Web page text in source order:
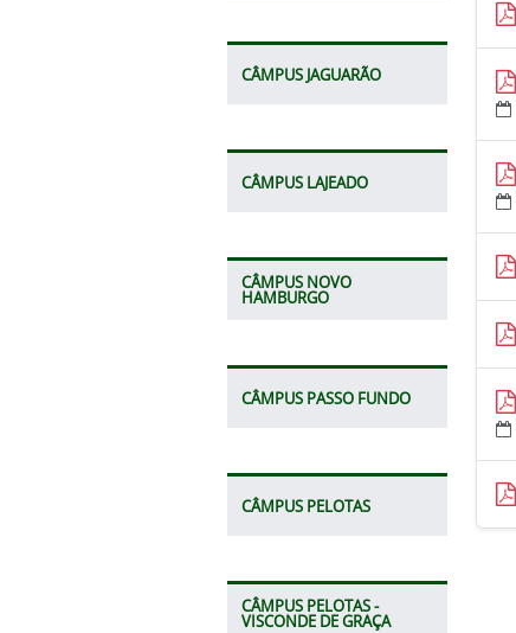
CÂMPUS JAGUARÃO
CÂMPUS LAJEADO
CÂMPUS NOVO
HAMBURGO
CÂMPUS PASSO FUNDO
CÂMPUS PELOTAS
CÂMPUS PELOTAS -
VISCONDE DE GRAÇA